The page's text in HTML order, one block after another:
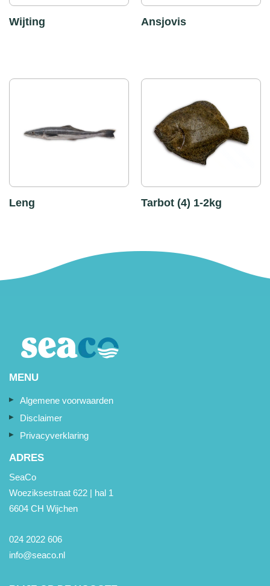
Wijting Ansjovis
Leng Tarbot (4) 1-2kg
MENU
Algemene voorwaarden
Disclaimer
Privacyverklaring
ADRES
SeaCo
Woeziksestraat 622 | hal 1
6604 CH Wijchen
024 2022 606
info@seaco.nl